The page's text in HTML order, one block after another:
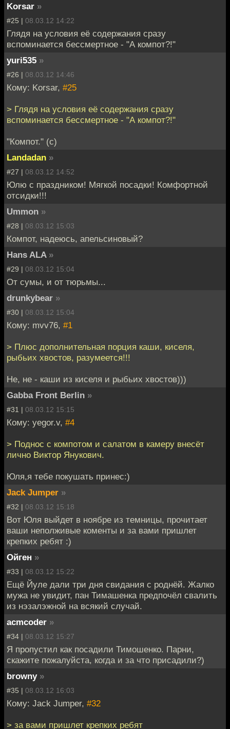
Korsar »
#25 | 08.03.12 14:22
Глядя на условия её содержания сразу
вспоминается бессмертное - "А компот?!"
yuri535 »
#26 | 08.03.12 14:46
Кому: Korsar, #25
> Глядя на условия её содержания сразу
вспоминается бессмертное - "А компот?!"
"Компот." (с)
Landadan »
#27 | 08.03.12 14:52
Юлю с праздником! Мягкой посадки! Комфортной
отсидки!!!
Ummon »
#28 | 08.03.12 15:03
Компот, надеюсь, апельсиновый?
Hans ALA »
#29 | 08.03.12 15:04
От сумы, и от тюрьмы...
drunkybear »
#30 | 08.03.12 15:04
Кому: mvv76, #1
> Плюс дополнительная порция каши, киселя,
рыбьих хвостов, разумеется!!!
Не, не - каши из киселя и рыбьих хвостов)))
Gabba Front Berlin »
#31 | 08.03.12 15:15
Кому: yegor.v, #4
> Поднос с компотом и салатом в камеру внесёт
лично Виктор Янукович.
Юля,я тебе покушать принес:)
Jack Jumper »
#32 | 08.03.12 15:18
Вот Юля выйдет в ноябре из темницы, прочитает
ваши неполживые коменты и за вами пришлет
крепких ребят :)
Ойген »
#33 | 08.03.12 15:22
Ещё Йуле дали три дня свидания с роднёй. Жалко
мужа не увидит, пан Тимашенка предпочёл свалить
из нэзалэжной на всякий случай.
acmcoder »
#34 | 08.03.12 15:27
Я пропустил как посадили Тимошенко. Парни,
скажите пожалуйста, когда и за что присадили?)
browny »
#35 | 08.03.12 16:03
Кому: Jack Jumper, #32
> за вами пришлет крепких ребят